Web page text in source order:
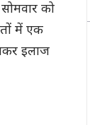
को
में एक
इलाज